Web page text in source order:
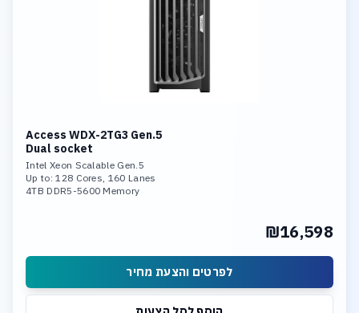
Access WDX-2TG3 Gen.5
Dual socket
Intel Xeon Scalable Gen.5
Up to: 128 Cores, 160 Lanes
4TB DDR5-5600 Memory
₪16,598
לפרטים והצעת מחיר